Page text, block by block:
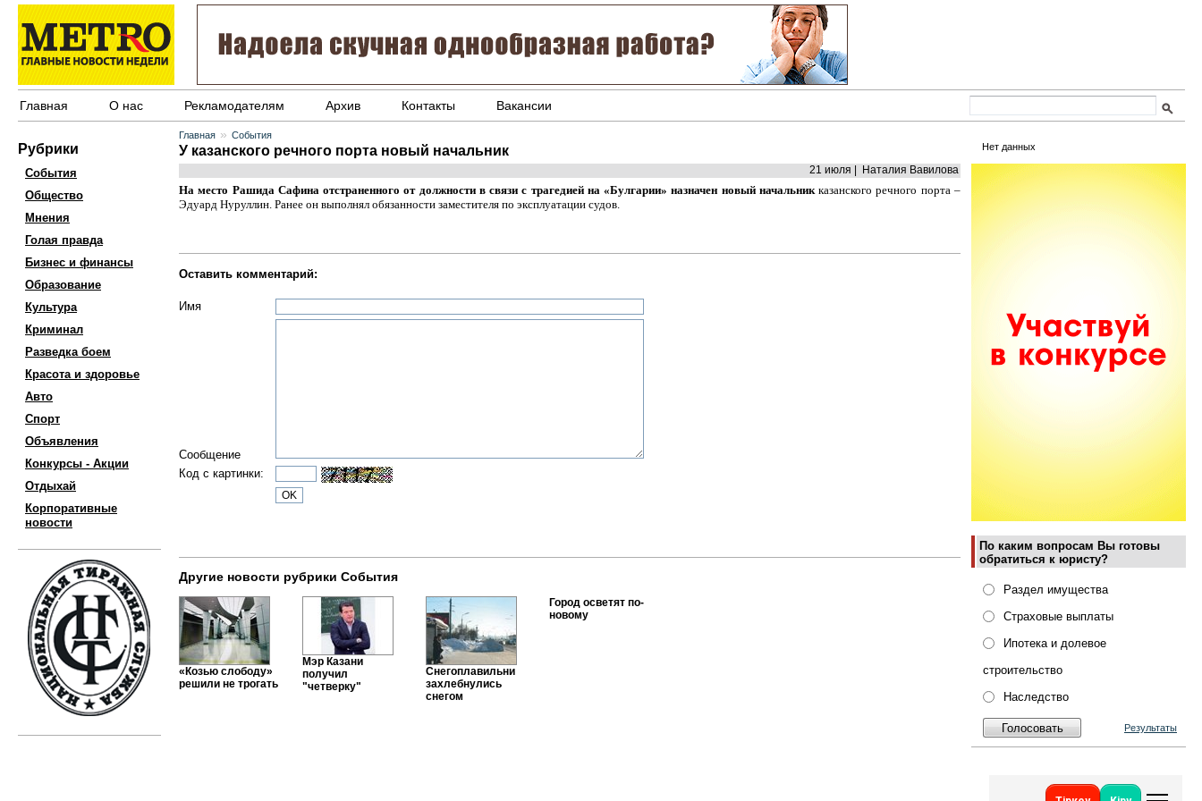
Главная О нас Рекламодателям Архив Контакты Вакансии
Рубрики
События
Общество
Мнения
Голая правда
Бизнес и финансы
Образование
Культура
Криминал
Разведка боем
Красота и здоровье
Авто
Спорт
Объявления
Конкурсы - Акции
Отдыхай
Корпоративные
новости
Нет данных
По каким вопросам Вы готовы
обратиться к юристу?
Раздел имущества
Страховые выплаты
Ипотека и долевое
строительство
Наследство
Результаты
Главная » События
У казанского речного порта новый начальник
21 июля | Наталия Вавилова
На место Рашида Сафина отстраненного от должности в связи с трагедией на «Булгарии» назначен новый начальникказанского речного порта –
Эдуард Нуруллин. Ранее он выполнял обязанности заместителя по эксплуатации судов.
Оставить комментарий:
Имя
Сообщение
Код с картинки:
Другие новости рубрики События
«Козью слободу»
решили не трогать
Мэр Казани
получил
"четверку"
Снегоплавильни
захлебнулись
снегом
Город осветят по-
новому